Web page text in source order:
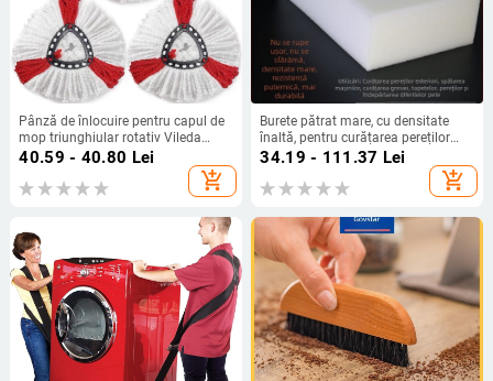
Pânză de înlocuire pentru capul de
mop triunghiular rotativ Vileda
Micro-Power și O-Cedar EasyWring
40.59 - 40.80 Lei
add_shopping_cart
Burete pătrat mare, cu densitate
înaltă, pentru curățarea pereților
exteriori și a plăcilor ceramice
34.19 - 111.37 Lei
add_shopping_cart